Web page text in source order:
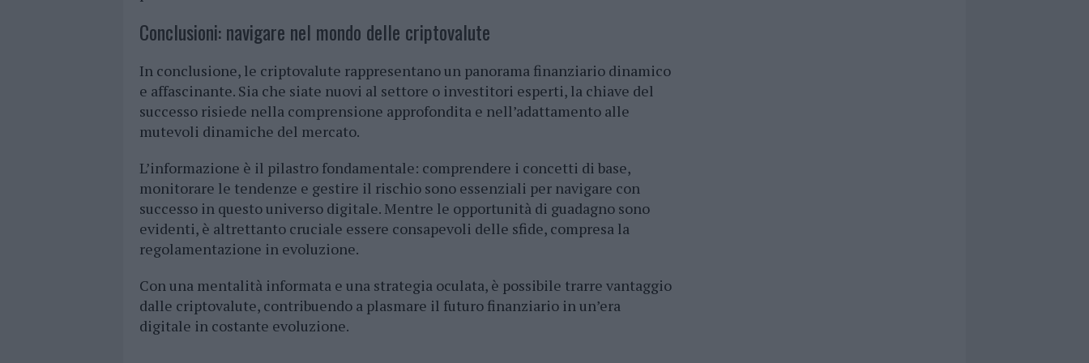
Conclusioni: navigare nel mondo delle criptovalute
In conclusione, le criptovalute rappresentano un panorama finanziario dinamico
e affascinante. Sia che siate nuovi al settore o investitori esperti, la chiave del
successo risiede nella comprensione approfondita e nell’adattamento alle
mutevoli dinamiche del mercato.
L’informazione è il pilastro fondamentale: comprendere i concetti di base,
monitorare le tendenze e gestire il rischio sono essenziali per navigare con
successo in questo universo digitale. Mentre le opportunità di guadagno sono
evidenti, è altrettanto cruciale essere consapevoli delle sfide, compresa la
regolamentazione in evoluzione.
Con una mentalità informata e una strategia oculata, è possibile trarre vantaggio
dalle criptovalute, contribuendo a plasmare il futuro finanziario in un’era
digitale in costante evoluzione.